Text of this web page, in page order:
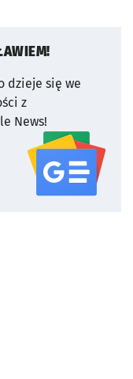
dzieje się we
z
News!
serwisu